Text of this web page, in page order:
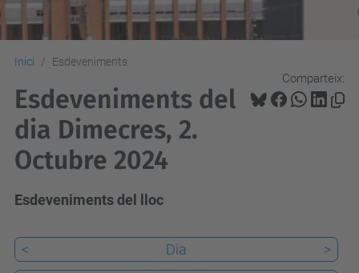
Inici Esdeveniments
Comparteix:
Esdeveniments del
dia Dimecres, 2.
Octubre 2024
Esdeveniments del lloc
< Dia
>